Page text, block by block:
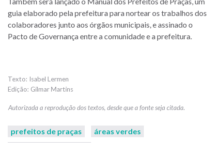
guia elaborado pela prefeitura para nortear os trabalhos dos
colaboradores junto aos órgãos municipais, e assinado o
Pacto de Governança entre a comunidade e a prefeitura.
Isabel Lermen
Gilmar Martins
prefeitos de praças
áreas verdes